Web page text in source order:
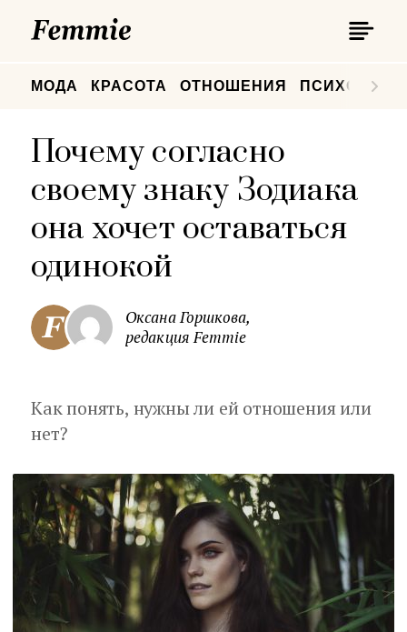
МОДА КРАСОТА ОТНОШЕНИЯ
Почему согласно
своему знаку Зодиака
она хочет оставаться
одинокой
Оксана Горшкова,
редакция Femmie
Как понять, нужны ли ей отношения или
нет?